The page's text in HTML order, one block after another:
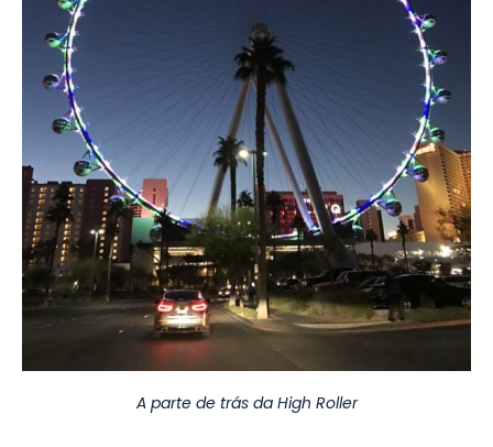
A parte de trás da High Roller